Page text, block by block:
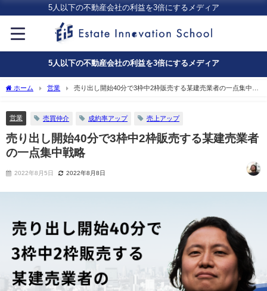
5人以下の不動産会社の利益を3倍にするメディア
5人以下の不動産会社の利益を3倍にするメディア
ホーム 営業
売り出し開始40分で3枠中2枠販売する某建売業者の一点集中戦
営業 売買仲介 成約率アップ 売上アップ
売り出し開始40分で3枠中2枠販売する某建売業者
の一点集中戦略
2022年8月5日 2022年8月8日